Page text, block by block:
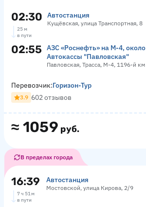
02:30 Автостанция
Кущёвская, улица Транспортная, 8
25 м
в пути
02:55
АЗС «Роснефть» на М-4, около
Автокассы "Павловская"
Павловская, Трасса, М-4, 1196-й км
≈ 1059 руб.
Перевозчик:Горизон-Тур
3.9 602 отзывов
В пределах города
16:39 Автостанция
Мостовской, улица Кирова, 2/9
7 ч 51 м
в пути